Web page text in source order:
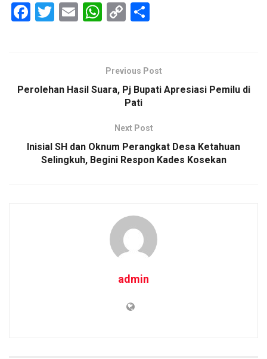
F
o
T
E
W
s
A
C
Li
n
k
e
Previous Post
Perolehan Hasil Suara, Pj Bupati Apresiasi Pemilu di
Pati
Next Post
Inisial SH dan Oknum Perangkat Desa Ketahuan
Selingkuh, Begini Respon Kades Kosekan
admin